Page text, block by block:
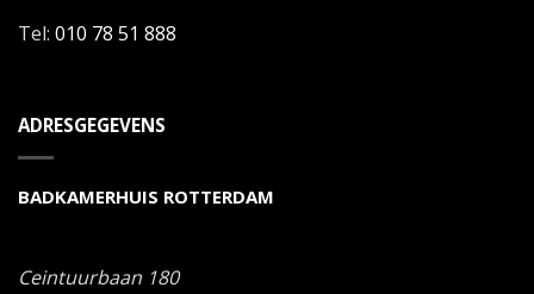
Tel: 010 78 51 888
ADRESGEGEVENS
BADKAMERHUIS ROTTERDAM
Ceintuurbaan 180